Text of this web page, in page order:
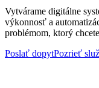
Vytvárame digitálne
výkonnosť a
problémom, ktorý
Poslať dopytPozrieť